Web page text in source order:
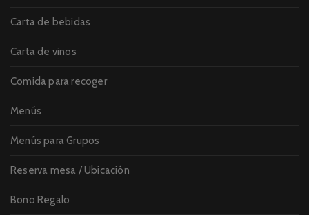
Carta de bebidas
Carta de vinos
Comida para recoger
Menús
Menús para Grupos
Reserva mesa / Ubicación
Bono Regalo